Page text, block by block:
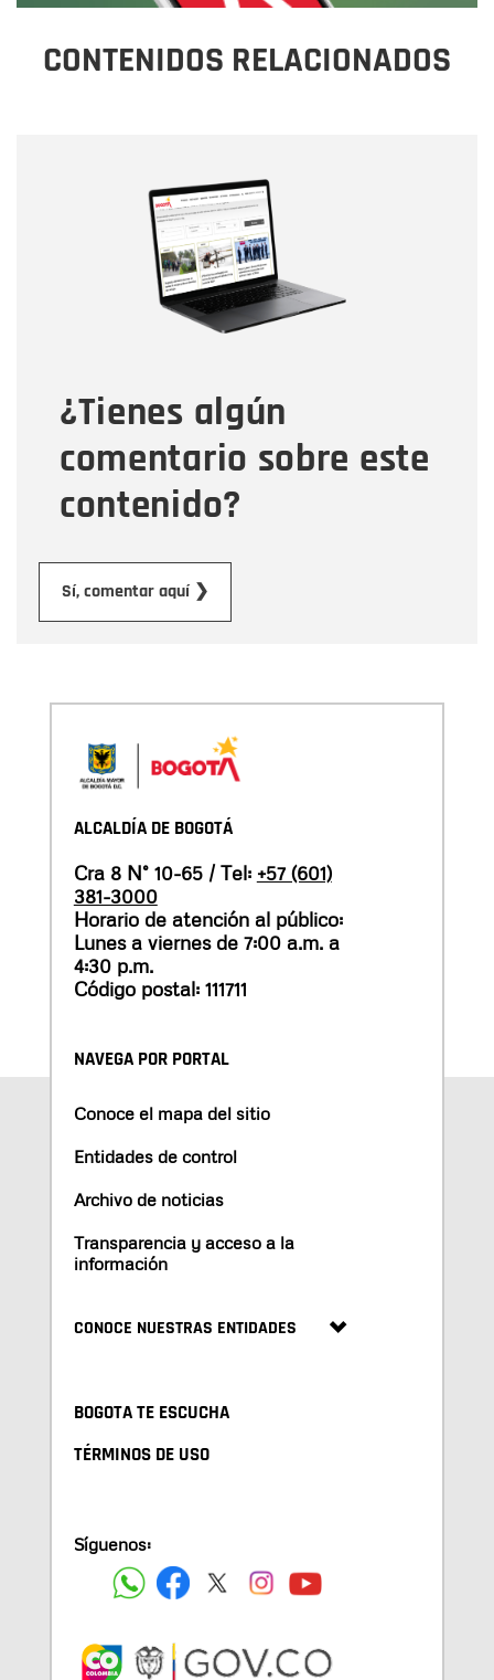
CONTENIDOS RELACIONADOS
¿Tienes algún
comentario sobre este
contenido?
Sí, comentar aquí ❯
Correo electrónico
Tipo de comentario
Mensaje
ALCALDÍA DE BOGOTÁ
Cra 8 N° 10-65 / Tel: +57 (601)
381-3000
Horario de atención al público:
Lunes a viernes de 7:00 a.m. a
4:30 p.m.
Código postal: 111711
NAVEGA POR PORTAL
Conoce el mapa del sitio
Entidades de control
Archivo de noticias
Transparencia y acceso a la
información
CONOCE NUESTRAS ENTIDADES
BOGOTA TE ESCUCHA
TÉRMINOS DE USO
Síguenos: